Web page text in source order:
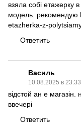
взяла собі етажерку
модель. рекомендую
etazherka-z-
Ответить
Василь
10.08.2025 в 23:33
відстой ан е
ввечері
Ответить